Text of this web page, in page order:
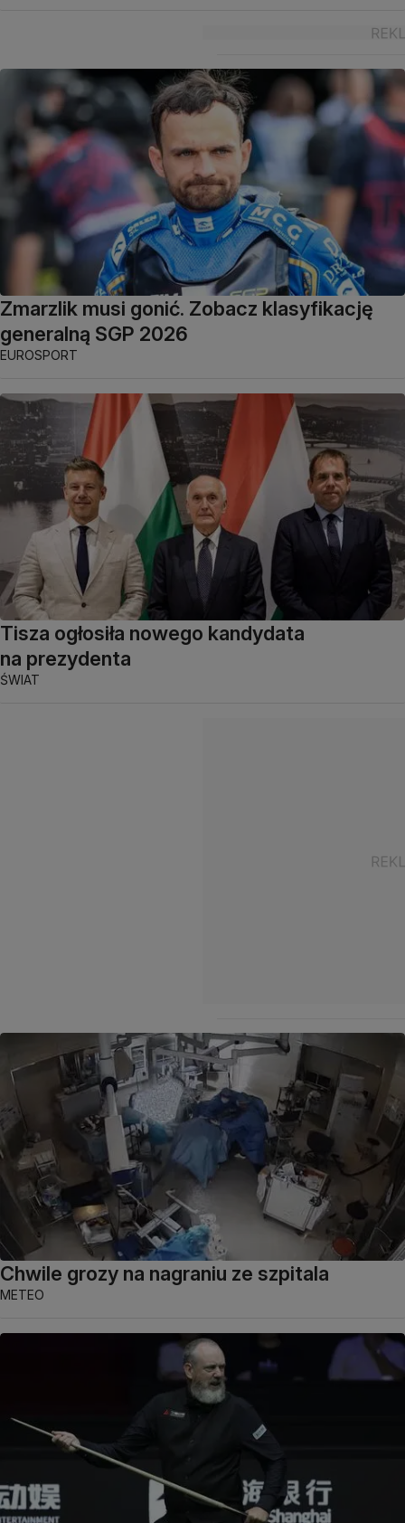
Zmarzlik musi gonić. Zobacz klasyfikację
generalną SGP 2026
EUROSPORT
Tisza ogłosiła nowego kandydata
na prezydenta
ŚWIAT
Chwile grozy na nagraniu ze szpitala
METEO